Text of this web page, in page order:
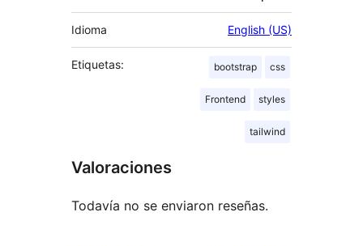
Idioma English (US)
Etiquetas: bootstrap css
Frontend styles
tailwind
Valoraciones
Todavía no se enviaron reseñas.